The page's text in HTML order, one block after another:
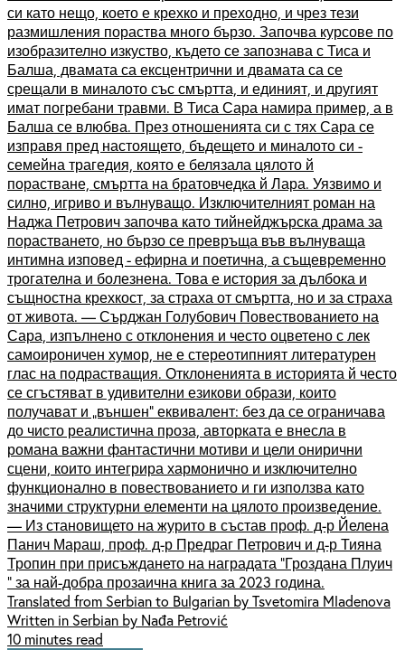
си като нещо, което е крехко и преходно, и чрез тези
размишления пораства много бързо. Започва курсове по
изобразително изкуство, където се запознава с Тиса и
Балша, двамата са ексцентрични и двамата са се
срещали в миналото със смъртта, и единият, и другият
имат погребани травми. В Тиса Сара намира пример, а в
Балша се влюбва. През отношенията си с тях Сара се
изправя пред настоящето, бъдещето и миналото си -
семейна трагедия, която е белязала цялото й
порастване, смъртта на братовчедка й Лара. Уязвимо и
силно, игриво и вълнуващо. Изключителният роман на
Наджа Петрович започва като тийнейджърска драма за
порастването, но бързо се превръща във вълнуваща
интимна изповед - ефирна и поетична, а същевременно
трогателна и болезнена. Това е история за дълбока и
същностна крехкост, за страха от смъртта, но и за страха
от живота. — Сърджан Голубович Повествованието на
Сара, изпълнено с отклонения и често оцветено с лек
самоироничен хумор, не е стереотипният литературен
глас на подрастващия. Отклоненията в историята й често
се сгъстяват в удивителни езикови образи, които
получават и „външен“ еквивалент: без да се ограничава
до чисто реалистична проза, авторката е внесла в
романа важни фантастични мотиви и цели онирични
сцени, които интегрира хармонично и изключително
функционално в повествованието и ги използва като
значими структурни елементи на цялото произведение.
— Из становището на журито в състав проф. д-р Йелена
Панич Мараш, проф. д-р Предраг Петрович и д-р Тияна
Тропин при присъждането на наградата "Гроздана Плуич
" за най-добра прозаична книга за 2023 година.
Translated from Serbian to Bulgarian by Tsvetomira Mladenova
Written in Serbian by Nađa Petrović
10 minutes read